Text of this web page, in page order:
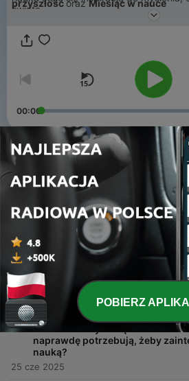
świata.
przyszłość orazMiesiąc w nauce
00:00
Odcinki
Mastodonzaur, młodzi i
29 paź 2025
75 - Empatia w epoce sztucznej
23 wrz 2025
74 - Przewroty dzieją się nie tylko w
30 cze 2025
73 - Kosmos zaczyna się w klasie.
naprawdę potrzebują, żeby
nauką?
25 cze 2025
POBIERZ